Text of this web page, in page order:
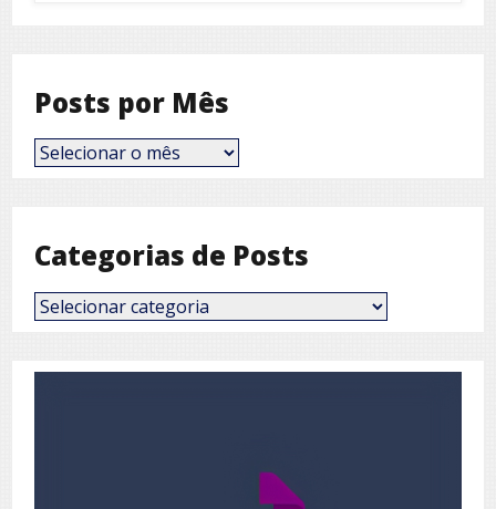
Posts por Mês
Posts
por
Categorias de Posts
Categorias
de